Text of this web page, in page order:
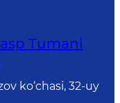
Tumani
ko‘chasi, 32-uy